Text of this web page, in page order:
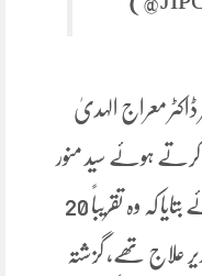
معراج الہدیٰ
کرتے ہوئے سید منور
حسن کے انتقال کی تصدیق کرتے ہوئے بتایا کہ وہ تقریباً 20
علاج تھے، گزشتہ